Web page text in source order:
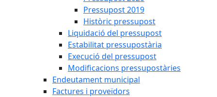
Pressupost 2019
Històric pressupost
Liquidació del pressupost
Estabilitat pressupostària
Execució del pressupost
Modificacions pressupostàries
Endeutament municipal
Factures i proveïdors